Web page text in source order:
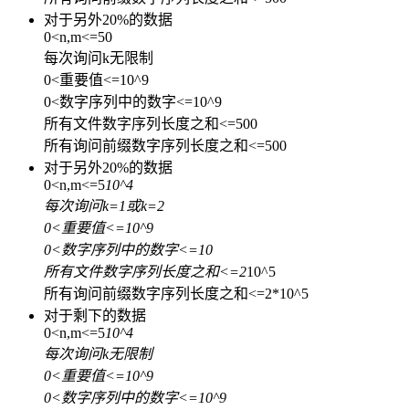
对于另外20%的数据
0<n,m<=50
每次询问k无限制
0<重要值<=10^9
0<数字序列中的数字<=10^9
所有文件数字序列长度之和<=500
所有询问前缀数字序列长度之和<=500
对于另外20%的数据
0<n,m<=510^4
每次询问k=1或k=2
0<重要值<=10^9
0<数字序列中的数字<=10
所有文件数字序列长度之和<=210^5
所有询问前缀数字序列长度之和<=2*10^5
对于剩下的数据
0<n,m<=510^4
每次询问k无限制
0<重要值<=10^9
0<数字序列中的数字<=10^9